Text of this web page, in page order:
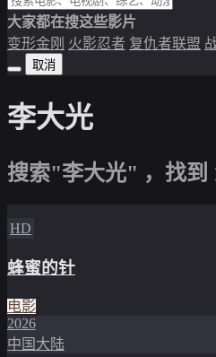
大家都在搜这些影片
变形金刚 火影忍者 复仇者联盟
取消
李大光
搜索"李大光" ，找到
HD
蜂蜜的针
电影
2026
中国大陆